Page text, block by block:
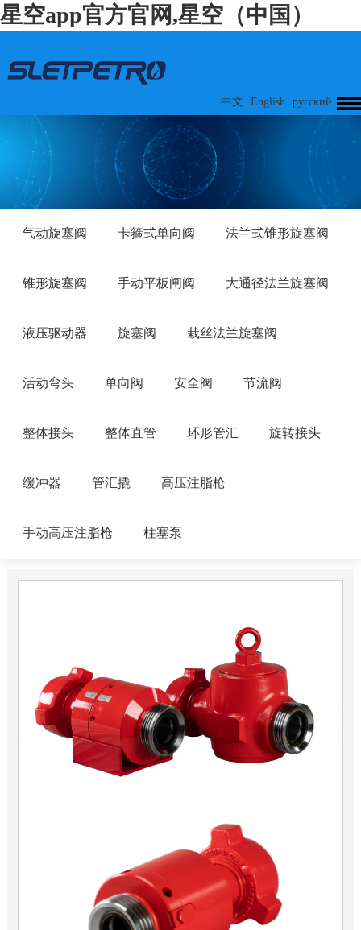
星空app官方官网,星空（中国）
中文 English русский
气动旋塞阀 卡箍式单向阀 法兰式锥形旋塞阀
锥形旋塞阀 手动平板闸阀 大通径法兰旋塞阀
液压驱动器 旋塞阀 栽丝法兰旋塞阀
活动弯头 单向阀 安全阀 节流阀
整体接头 整体直管 环形管汇 旋转接头
缓冲器 管汇撬 高压注脂枪
手动高压注脂枪 柱塞泵